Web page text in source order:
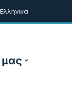
Ελληνικά
μας